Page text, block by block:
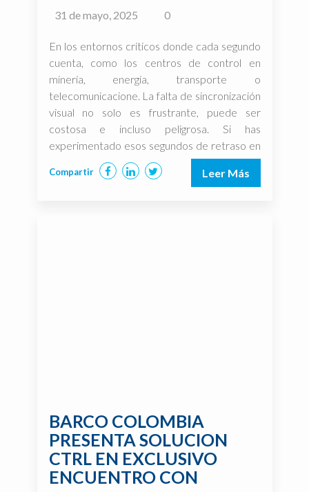
31 de mayo, 2025
0
En los entornos críticos donde cada segundo
cuenta, como los centros de control en
minería, energía, transporte o
telecomunicacione. La falta de sincronización
visual no solo es frustrante, puede ser
costosa e incluso peligrosa. Si has
experimentado esos segundos de retraso en
la visualización de datos, sabes de lo que
hablamos. Imagina que tu equipo […]Leer Más
Compartir
BARCO COLOMBIA
PRESENTA SOLUCION
CTRL EN EXCLUSIVO
ENCUENTRO CON